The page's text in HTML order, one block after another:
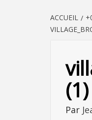
ACCUEIL
(1)
Par